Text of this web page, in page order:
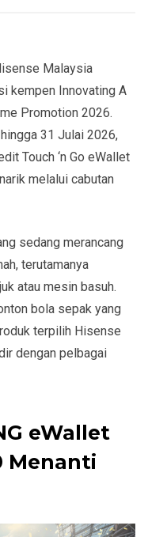
Malaysia
kempen Innovating A
Promotion 2026.
31 Julai 2026,
Touch ‘n Go eWallet
melalui cabutan
sedang merancang
terutamanya
atau mesin basuh.
bola sepak yang
terpilih Hisense
dengan pelbagai
eWallet
Menanti